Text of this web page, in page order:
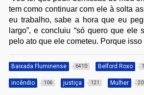
tem como continuar com ele à solta
eu trabalho, sabe a hora que eu
largo”, e concluiu “só quero que ele
pelo ato que ele cometeu. Porque isso
Baixada Fluminense 6410 Belford Roxo
incêndio 106 justiça 121 Mulher